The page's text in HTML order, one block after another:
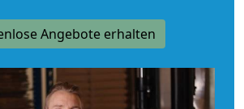
Angebote erhalten